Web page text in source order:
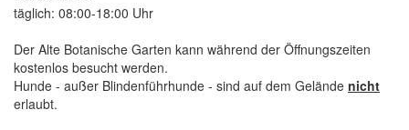
täglich: 08:00-18:00 Uhr
Der Alte Botanische Garten kann während der Öffnungszeiten
kostenlos besucht werden.
Hunde - außer Blindenführhunde - sind auf dem Gelände nicht
erlaubt.